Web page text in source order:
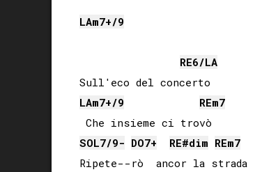
LAm7+/9
RE6/LA
LAm7+/9 REm7
SOL7/9- DO7+ RE#dim REm7
Ripete--rò  ancor la strada